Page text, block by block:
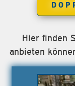
Hier finden
anbieten